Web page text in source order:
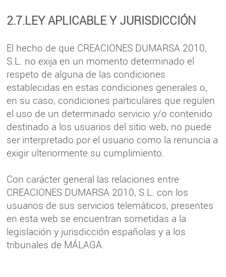
2.7.LEY APLICABLE Y JURISDICCIÓN
El hecho de que CREACIONES DUMARSA 2010,
S.L. no exija en un momento determinado el
respeto de alguna de las condiciones
establecidas en estas condiciones generales o,
en su caso, condiciones particulares que regulen
el uso de un determinado servicio y/o contenido
destinado a los usuarios del sitio web, no puede
ser interpretado por el usuario como la renuncia a
exigir ulteriormente su cumplimiento.
Con carácter general las relaciones entre
CREACIONES DUMARSA 2010, S.L. con los
usuarios de sus servicios telemáticos, presentes
en esta web se encuentran sometidas a la
legislación y jurisdicción españolas y a los
tribunales de MÁLAGA.